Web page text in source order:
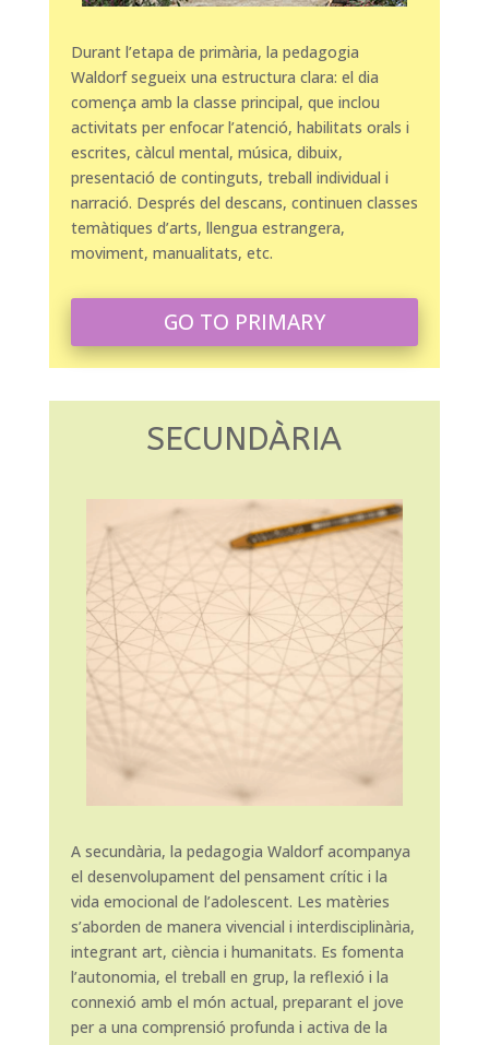
Durant l’etapa de primària, la pedagogia
Waldorf segueix una estructura clara: el dia
comença amb la classe principal, que inclou
activitats per enfocar l’atenció, habilitats orals i
escrites, càlcul mental, música, dibuix,
presentació de continguts, treball individual i
narració. Després del descans, continuen classes
temàtiques d’arts, llengua estrangera,
moviment, manualitats, etc.
GO TO PRIMARY
SECUNDÀRIA
A secundària, la pedagogia Waldorf acompanya
el desenvolupament del pensament crític i la
vida emocional de l’adolescent. Les matèries
s’aborden de manera vivencial i interdisciplinària,
integrant art, ciència i humanitats. Es fomenta
l’autonomia, el treball en grup, la reflexió i la
connexió amb el món actual, preparant el jove
per a una comprensió profunda i activa de la